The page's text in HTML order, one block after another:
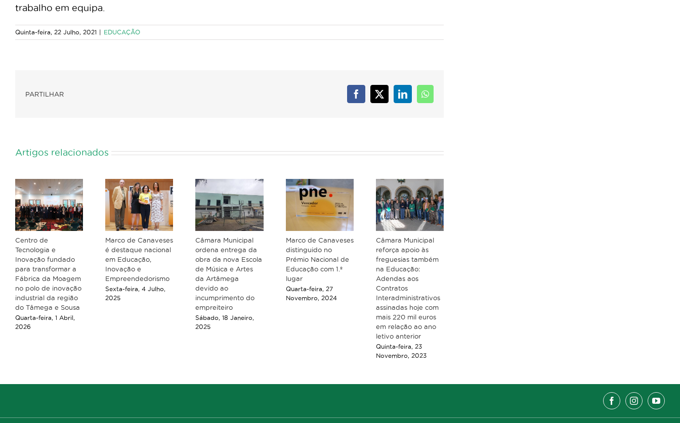
trabalho em equipa.
Quinta-feira, 22 Julho, 2021 EDUCAÇÃO
PARTILHAR Facebook
X LinkedInWhatsApp
Artigos relacionados
Centro de
Tecnologia e
Inovação fundado
para transformar a
Fábrica da Moagem
no polo de inovação
industrial da região
do Tâmega e Sousa
Quarta-feira, 1 Abril,
2026
Marco de Canaveses
é destaque nacional
em Educação,
Inovação e
Empreendedorismo
Sexta-feira, 4 Julho,
2025
Câmara Municipal
ordena entrega da
obra da nova Escola
de Música e Artes
da Artâmega
devido ao
incumprimento do
empreiteiro
Sábado, 18 Janeiro,
2025
Marco de Canaveses
distinguido no
Prémio Nacional de
Educação com 1.º
lugar
Quarta-feira, 27
Novembro, 2024
Câmara Municipal
reforça apoio às
freguesias também
na Educação:
Adendas aos
Contratos
Interadministrativos
assinadas hoje com
mais 220 mil euros
em relação ao ano
letivo anterior
Quinta-feira, 23
Novembro, 2023